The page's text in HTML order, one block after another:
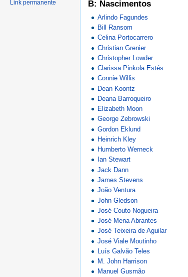
B: Nascimentos
Arlindo Fagundes
Bill Ransom
Celina Portocarrero
Christian Grenier
Christopher Lowder
Clarissa Pinkola Estés
Connie Willis
Dean Koontz
Deana Barroqueiro
Elizabeth Moon
George Zebrowski
Gordon Eklund
Heinrich Kley
Humberto Werneck
Ian Stewart
Jack Dann
James Stevens
João Ventura
John Gledson
José Couto Nogueira
José Mena Abrantes
José Teixeira de Aguilar
José Viale Moutinho
Luís Galvão Teles
M. John Harrison
Manuel Gusmão
Link permanente